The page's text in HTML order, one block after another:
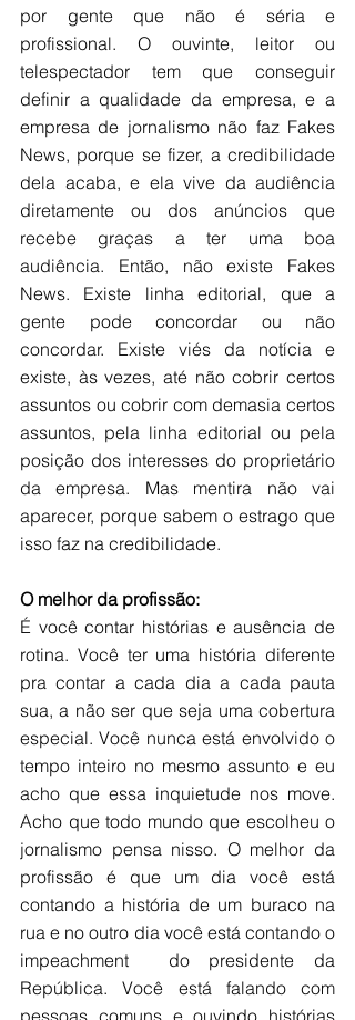
por gente que não é séria e
profissional. O ouvinte, leitor ou
telespectador tem que conseguir
definir a qualidade da empresa, e a
empresa de jornalismo não faz Fakes
News, porque se fizer, a credibilidade
dela acaba, e ela vive da audiência
diretamente ou dos anúncios que
recebe graças a ter uma boa
audiência. Então, não existe Fakes
News. Existe linha editorial, que a
gente pode concordar ou não
concordar. Existe viés da notícia e
existe, às vezes, até não cobrir certos
assuntos ou cobrir com demasia certos
assuntos, pela linha editorial ou pela
posição dos interesses do proprietário
da empresa. Mas mentira não vai
aparecer, porque sabem o estrago que
isso faz na credibilidade.
O melhor da profissão:
É você contar histórias e ausência de
rotina. Você ter uma história diferente
pra contar a cada dia a cada pauta
sua, a não ser que seja uma cobertura
especial. Você nunca está envolvido o
tempo inteiro no mesmo assunto e eu
acho que essa inquietude nos move.
Acho que todo mundo que escolheu o
jornalismo pensa nisso. O melhor da
profissão é que um dia você está
contando a história de um buraco na
rua e no outro dia você está contando o
impeachment  do presidente da
República. Você está falando com
pessoas comuns e ouvindo histórias